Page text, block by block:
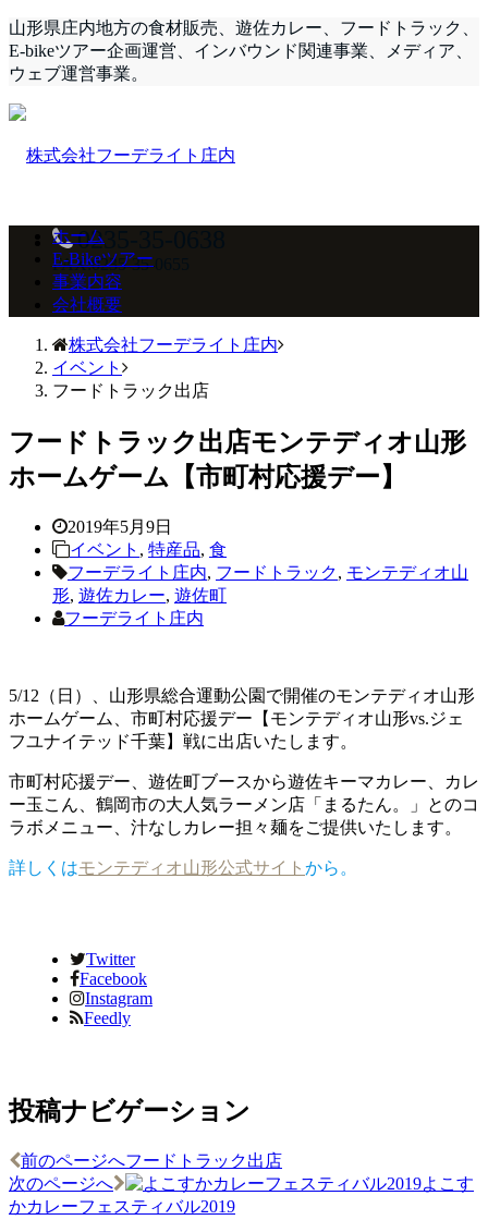
山形県庄内地方の食材販売、遊佐カレー、フードトラック、
E-bikeツアー企画運営、インバウンド関連事業、メディア、
ウェブ運営事業。
0235-35-0638
FAX:0235-35-0655
ホーム
E-Bikeツアー
事業内容
会社概要
株式会社フーデライト庄内
イベント
フードトラック出店
フードトラック出店モンテディオ山形
ホームゲーム【市町村応援デー】
2019年5月9日
イベント , 特産品, 食
フーデライト庄内, フードトラック, モンテディオ山
形, 遊佐カレー, 遊佐町
フーデライト庄内
5/12（日）、山形県総合運動公園で開催のモンテディオ山形
ホームゲーム、市町村応援デー【モンテディオ山形vs.ジェ
フユナイテッド千葉】戦に出店いたします。
市町村応援デー、遊佐町ブースから遊佐キーマカレー、カレ
ー玉こん、鶴岡市の大人気ラーメン店「まるたん。」とのコ
ラボメニュー、汁なしカレー担々麺をご提供いたします。
詳しくはモンテディオ山形公式サイト から。
Twitter
Facebook
Instagram
Feedly
投稿ナビゲーション
前のページへフードトラック出店
次のページへ
よこす
かカレーフェスティバル2019